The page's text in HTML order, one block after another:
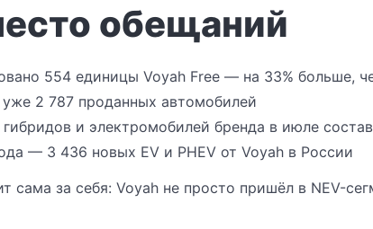
обещаний
554 единицы Voyah Free — на 33% больше,
2 787 проданных автомобилей
и электромобилей бренда в июле
— 3 436 новых EV и PHEV от Voyah в России
сама за себя: Voyah не просто пришёл в NEV-